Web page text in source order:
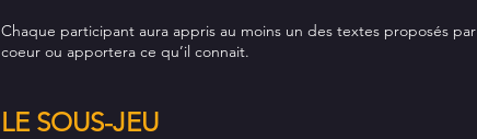
Chaque participant aura appris au moins un des textes proposés par
coeur ou apportera ce qu’il connait.
LE SOUS-JEU